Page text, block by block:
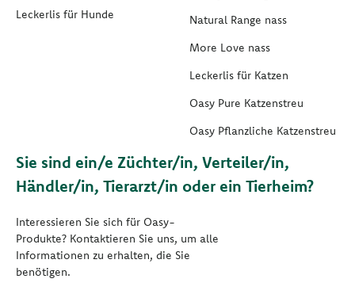
Leckerlis für Hunde
Natural Range nass
More Love nass
Leckerlis für Katzen
Oasy Pure Katzenstreu
Oasy Pflanzliche Katzenstreu
Sie sind ein/e Züchter/in, Verteiler/in,
Händler/in, Tierarzt/in oder ein Tierheim?
Interessieren Sie sich für Oasy-
Produkte? Kontaktieren Sie uns, um alle
Informationen zu erhalten, die Sie
benötigen.